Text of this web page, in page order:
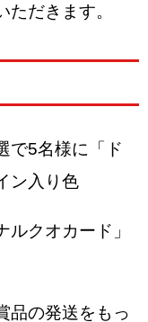
だきます。
で5名様に「ド
ン入り色
クオカード」
品の発送をもっ